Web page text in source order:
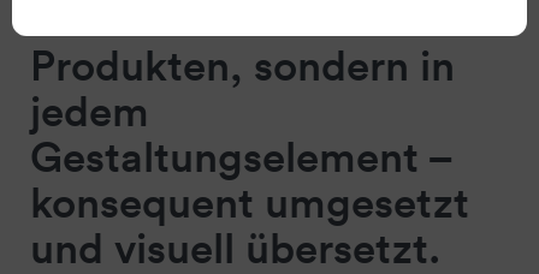
Produkten, sondern in
jedem
Gestaltungselement –
konsequent umgesetzt
und visuell übersetzt.